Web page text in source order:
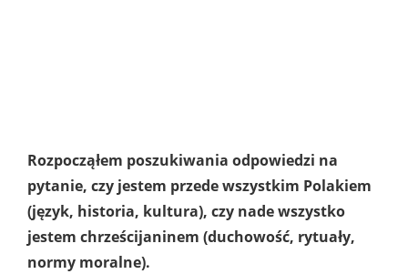
Rozpocząłem poszukiwania odpowiedzi na
pytanie, czy jestem przede wszystkim Polakiem
(język, historia, kultura), czy nade wszystko
jestem chrześcijaninem (duchowość, rytuały,
normy moralne).